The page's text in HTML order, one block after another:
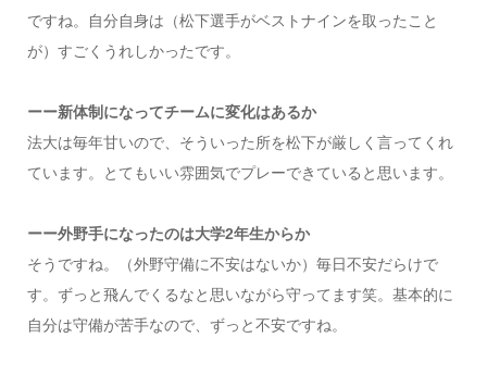
ですね。自分自身は（松下選手がベストナインを取ったこと
が）すごくうれしかったです。
ーー新体制になってチームに変化はあるか
法大は毎年甘いので、そういった所を松下が厳しく言ってくれ
ています。とてもいい雰囲気でプレーできていると思います。
ーー外野手になったのは大学2年生からか
そうですね。（外野守備に不安はないか）毎日不安だらけで
す。ずっと飛んでくるなと思いながら守ってます笑。基本的に
自分は守備が苦手なので、ずっと不安ですね。